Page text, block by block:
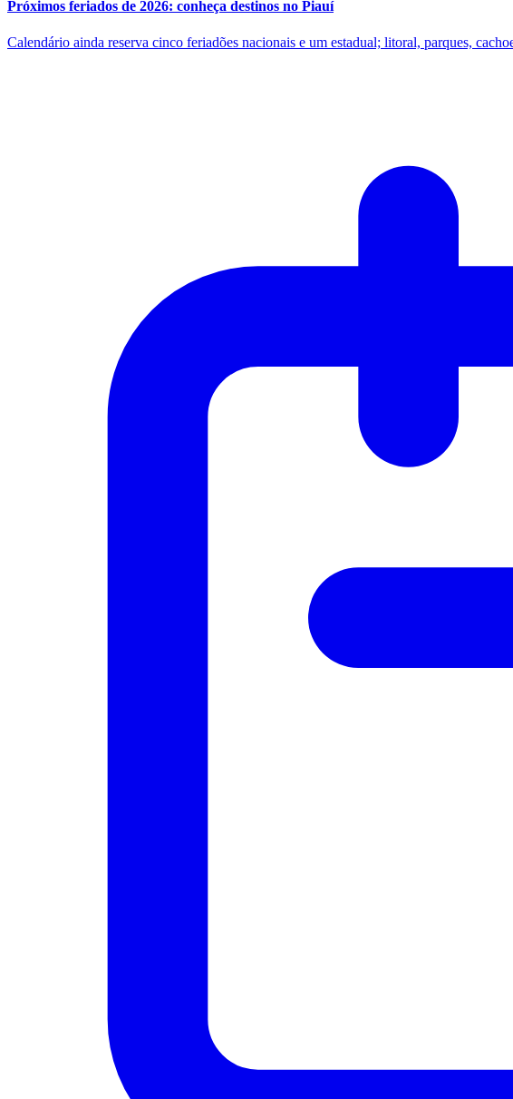
Próximos feriados de 2026: conheça destinos no Piauí
Calendário ainda reserva cinco feriadões nacionais e um estadual; litoral, parques,